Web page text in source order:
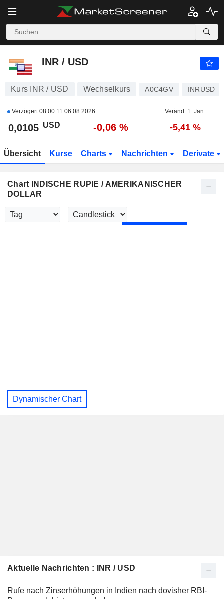
INR / USD
INR / USD
Kurs INR / USD Wechselkurs A0C4GV INRUSD
Verzögert08:00:11 06.08.2026 Veränd. 1. Jan.
0,0105 USD -0,06 % -5,41 %
Übersicht Kurse Charts Nachrichten Derivate
Chart INDISCHE RUPIE / AMERIKANISCHER
DOLLAR
Dynamischer Chart
Aktuelle Nachrichten : INR / USD
Rufe nach Zinserhöhungen in Indien nach dovisher RBI-